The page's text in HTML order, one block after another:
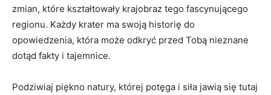
zmian, które kształtowały krajobraz tego fascynującego
regionu. Każdy krater ma swoją historię do
opowiedzenia, która ⁢może odkryć przed Tobą nieznane
dotąd fakty i tajemnice.
Podziwiaj piękno natury, której potęga i siła ​jawią⁢ się tutaj